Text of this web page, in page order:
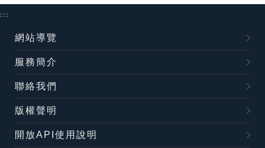
:::
網站導覽
服務簡介
聯絡我們
版權聲明
開放API使用說明